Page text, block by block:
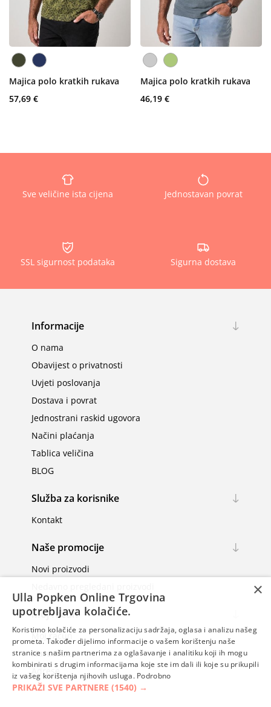
Majica polo kratkih rukava
57,69 €
Majica polo kratkih rukava
46,19 €
Sve veličine ista cijena Jednostavan povrat
SSL sigurnost podataka Sigurna dostava
Informacije
O nama
Obavijest o privatnosti
Uvjeti poslovanja
Dostava i povrat
Jednostrani raskid ugovora
Načini plaćanja
Tablica veličina
BLOG
Služba za korisnike
Kontakt
Naše promocije
Novi proizvodi
Moj račun
Moj račun
Narudžbe
Adrese
×
Ulla Popken Online Trgovina
upotrebljava kolačiće.
Koristimo kolačiće za personalizaciju sadržaja, oglasa i analizu našeg
prometa. Također dijelimo informacije o vašem korištenju naše
stranice s našim partnerima za oglašavanje i analitiku koji ih mogu
kombinirati s drugim informacijama koje ste im dali ili koje su prikupili
iz vašeg korištenja njihovih usluga. Podrobno
PRIKAŽI SVE PARTNERE (1540) →